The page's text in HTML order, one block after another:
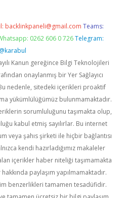
backlinkpaneli@gmail.com Teams:
0262 606 0 726 Telegram:
@karabul
Kanun gereğince Bilgi Teknolojileri
onaylanmış bir Yer Sağlayıcı
nedenle, sitedeki içerikleri proaktif
yükümlülüğümüz bulunmamaktadır.
sorumluluğunu taşımakta olup,
kabul etmiş sayılırlar. Bu internet
veya şahıs şirketi ile hiçbir bağlantısı
kendi hazırladığımız makaleler
içerikler haber niteliği taşımamakta
paylaşım yapılmamaktadır.
benzerlikleri tamamen tesadüfidir.